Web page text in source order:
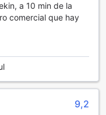
a 10 min de la
comercial que hay
9,2